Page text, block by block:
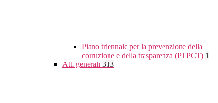
Piano triennale per la prevenzione della
corruzione e della trasparenza (PTPCT) 1
Atti generali 313